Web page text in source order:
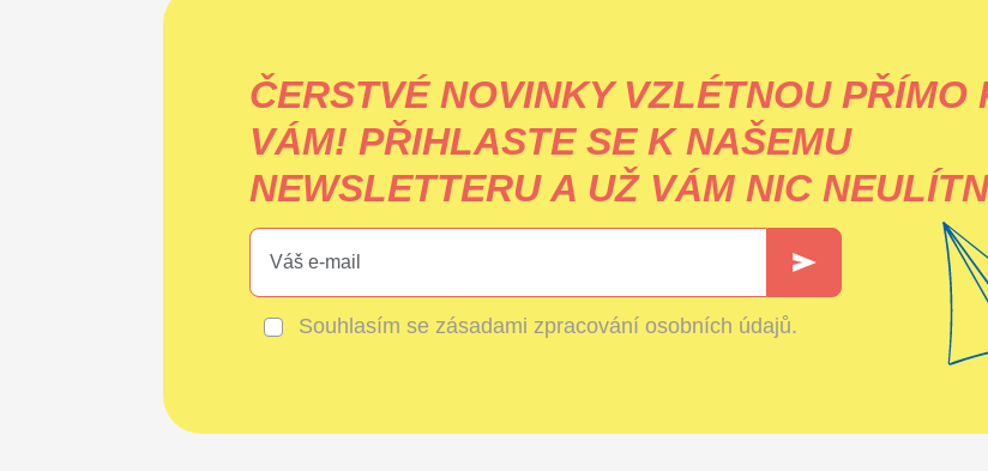
ČERSTVÉ NOVINKY VZLÉTNOU PŘÍMO
VÁM! PŘIHLASTE SE K NAŠEMU
NEWSLETTERU A UŽ VÁM NIC
Souhlasím se zásadami zpracování osobních údajů.